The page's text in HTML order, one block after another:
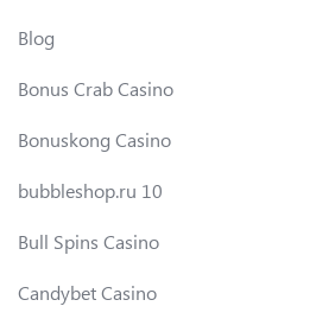
Blog
Bonus Crab Casino
Bonuskong Casino
bubbleshop.ru 10
Bull Spins Casino
Candybet Casino